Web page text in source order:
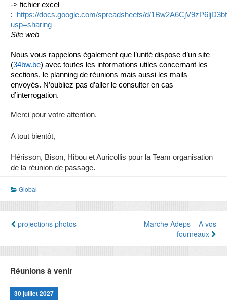
-> fichier excel
:
https://docs.google.com/spreadsheets/d/
usp=sharing
Site web
Nous vous rappelons également que l’unité dispose d’un site
(34bw.be) avec toutes les informations utiles concernant les
sections, le planning de réunions mais aussi les mails
envoyés. N’oubliez pas d’aller le consulter en cas
d’interrogation.
Merci pour votre attention.
A tout bientôt,
Hérisson, Bison, Hibou et Auricollis pour la Team organisation
de la réunion de passage.
Global
Navigation
de
l’article
projections photos
Marche Adeps – A vos
fourneaux
Réunions à venir
30 juillet 2027